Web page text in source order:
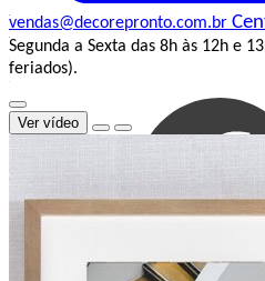
vendas@decorepronto.com.br
Segunda a Sexta das 8h às 12h e
feriados).
Ver vídeo